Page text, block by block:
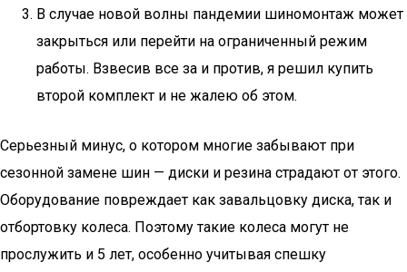
В случае новой волны пандемии шиномонтаж может
закрыться или перейти на ограниченный режим
работы. Взвесив все за и против, я решил купить
второй комплект и не жалею об этом.
Серьезный минус, о котором многие забывают при
сезонной замене шин — диски и резина страдают от этого.
Оборудование повреждает как завальцовку диска, так и
отбортовку колеса. Поэтому такие колеса могут не
прослужить и 5 лет, особенно учитывая спешку